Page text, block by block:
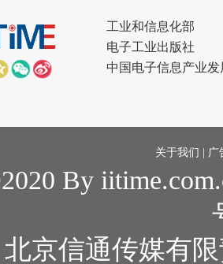
工业和信息化部
电子工业出版社
中国电子信息产业
关于我们 广
By
京信通传媒有